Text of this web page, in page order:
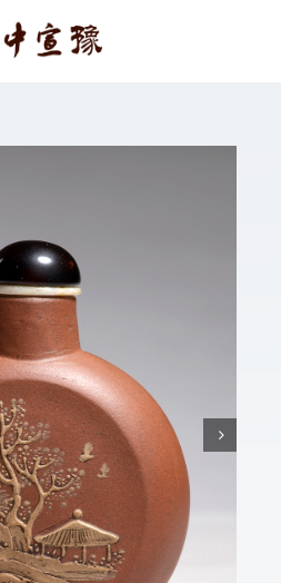
關於我們
聯絡我們